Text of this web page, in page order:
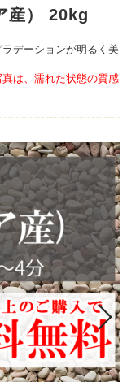
産） 20kg
デーションが明るく美
は、濡れた状態の質感